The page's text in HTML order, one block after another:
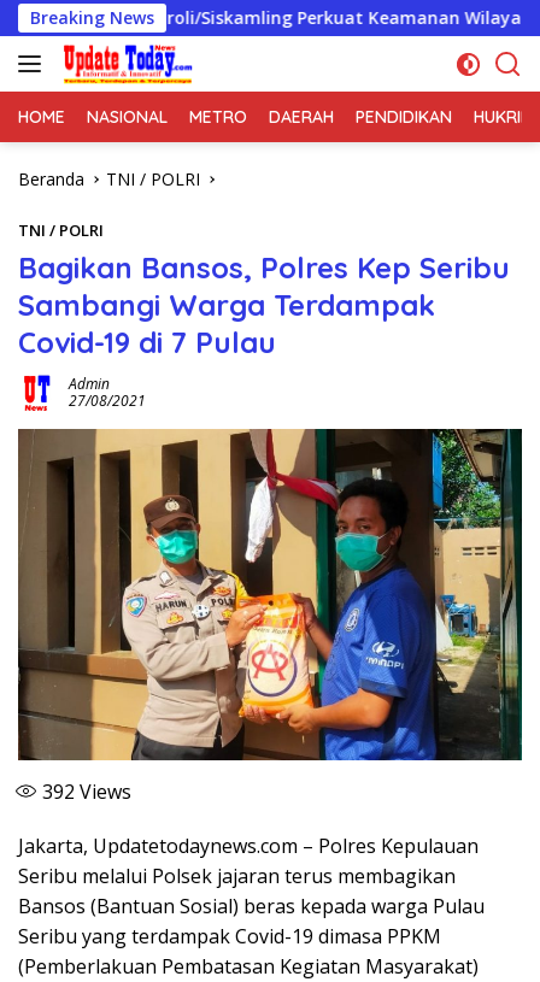
Langsung
ke
konten
Breaking News
Siskamling Perkuat Keamanan Wilayah
HOME NASIONAL METRO DAERAH PENDIDIKAN HUKRIM
Beranda TNI / POLRI
TNI / POLRI
Bagikan Bansos, Polres Kep Seribu
Sambangi Warga Terdampak
Covid-19 di 7 Pulau
Admin
27/08/2021
392 Views
Jakarta, Updatetodaynews.com – Polres Kepulauan
Seribu melalui Polsek jajaran terus membagikan
Bansos (Bantuan Sosial) beras kepada warga Pulau
Seribu yang terdampak Covid-19 dimasa PPKM
(Pemberlakuan Pembatasan Kegiatan Masyarakat)